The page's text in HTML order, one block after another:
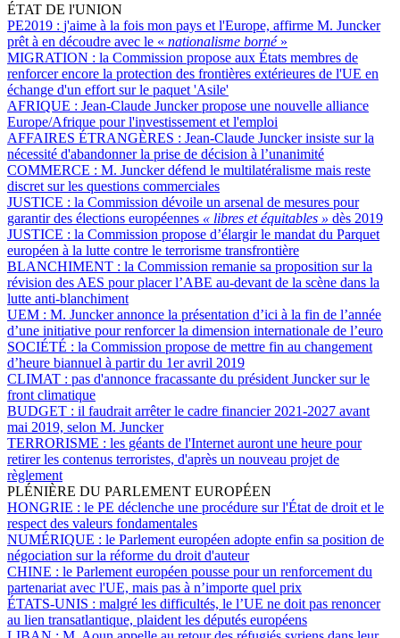
ÉTAT DE l'UNION
PE2019 : j'aime à la fois mon pays et l'Europe, affirme M. Juncker
prêt à en découdre avec le « nationalisme borné»
MIGRATION : la Commission propose aux États membres de
renforcer encore la protection des frontières extérieures de l'UE en
échange d'un effort sur le paquet 'Asile'
AFRIQUE : Jean-Claude Juncker propose une nouvelle alliance
Europe/Afrique pour l'investissement et l'emploi
AFFAIRES ÉTRANGÈRES : Jean-Claude Juncker insiste sur la
nécessité d'abandonner la prise de décision à l’unanimité
COMMERCE : M. Juncker défend le multilatéralisme mais reste
discret sur les questions commerciales
JUSTICE : la Commission dévoile un arsenal de mesures pour
garantir des élections européennes « libres et équitables » dès 2019
JUSTICE : la Commission propose d’élargir le mandat du Parquet
européen à la lutte contre le terrorisme transfrontière
BLANCHIMENT : la Commission remanie sa proposition sur la
révision des AES pour placer l’ABE au-devant de la scène dans la
lutte anti-blanchiment
UEM : M. Juncker annonce la présentation d’ici à la fin de l’année
d’une initiative pour renforcer la dimension internationale de l’euro
SOCIÉTÉ : la Commission propose de mettre fin au changement
d’heure biannuel à partir du 1er avril 2019
CLIMAT : pas d'annonce fracassante du président Juncker sur le
front climatique
BUDGET : il faudrait arrêter le cadre financier 2021-2027 avant
mai 2019, selon M. Juncker
TERRORISME : les géants de l'Internet auront une heure pour
retirer les contenus terroristes, d'après un nouveau projet de
règlement
PLÉNIÈRE DU PARLEMENT EUROPÉEN
HONGRIE : le PE déclenche une procédure sur l'État de droit et le
respect des valeurs fondamentales
NUMÉRIQUE : le Parlement européen adopte enfin sa position de
négociation sur la réforme du droit d'auteur
CHINE : le Parlement européen pousse pour un renforcement du
partenariat avec l'UE, mais pas à n’importe quel prix
ÉTATS-UNIS : malgré les difficultés, le l’UE ne doit pas renoncer
au lien transatlantique, plaident les députés européens